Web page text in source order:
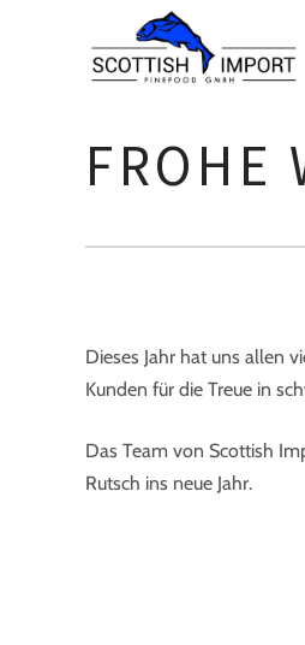
FROHE
Dieses Jahr hat uns allen
Kunden für die Treue in
Das Team von Scottish
Rutsch ins neue Jahr.